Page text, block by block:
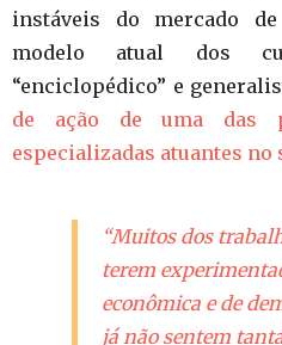
instáveis do mercado
modelo atual dos
“enciclopédico” e
de ação de uma das
especializadas atuantes no
“Muitos dos
terem
econômica e de
já não sentem